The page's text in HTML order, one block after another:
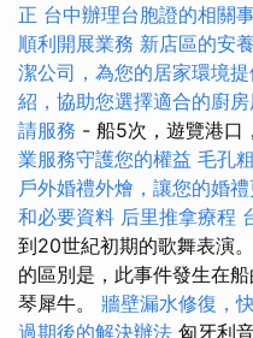
正 台中辦理台胞證的相關
順利開展業務 新店區的安
潔公司，為您的居家環境
紹，協助您選擇適合的廚房
請服務 - 船5次，遊覽港口
業服務守護您的權益 毛孔
戶外婚禮外燴，讓您的婚
和必要資料 后里推拿療程
到20世紀初期的歌舞表演。
的區別是，此事件發生在
琴犀牛。 牆壁漏水修復，
過期後的解決辦法 匈牙利